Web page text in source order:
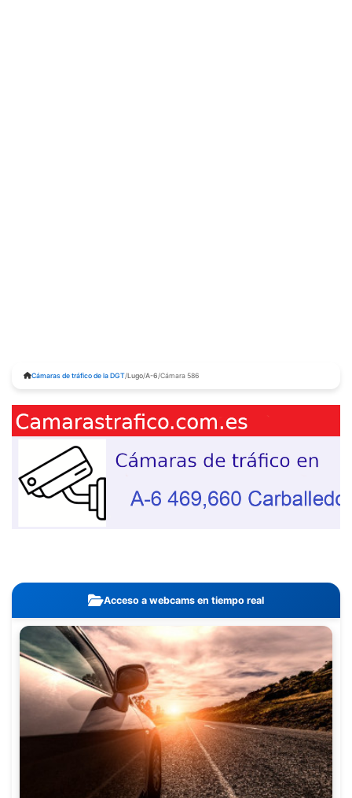
Cámaras de tráfico de la DGT/Lugo/A-6 /Cámara 586
Acceso a webcams en tiempo real